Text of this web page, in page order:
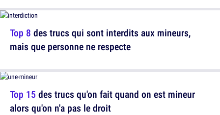
Top 8 des trucs qui sont interdits aux mineurs,
mais que personne ne respecte
Top 15 des trucs qu'on fait quand on est mineur
alors qu'on n'a pas le droit